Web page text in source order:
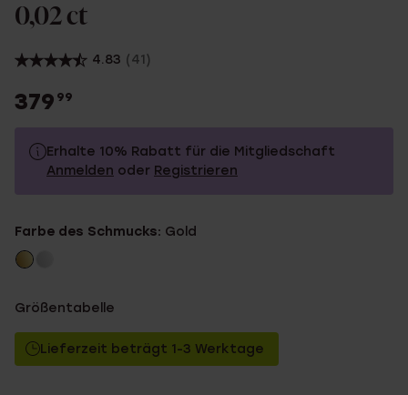
0,02 ct
4.83 (41)
379 99
Erhalte 10% Rabatt für die Mitgliedschaft
Anmelden oder Registrieren
Ohne Mitgliederrabatt
Farbe des Schmucks: Gold
Größentabelle
Lieferzeit beträgt 1-3 Werktage